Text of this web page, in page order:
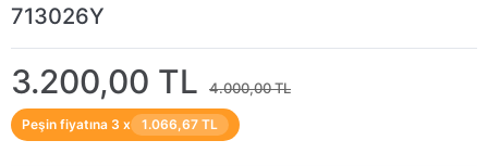
713026Y
3.200,00 TL 4.000,00 TL
Peşin fiyatına 3 x 1.066,67 TL